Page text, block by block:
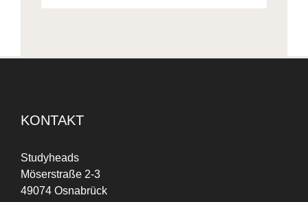
KONTAKT
Studyheads
Möserstraße 2-3
49074 Osnabrück